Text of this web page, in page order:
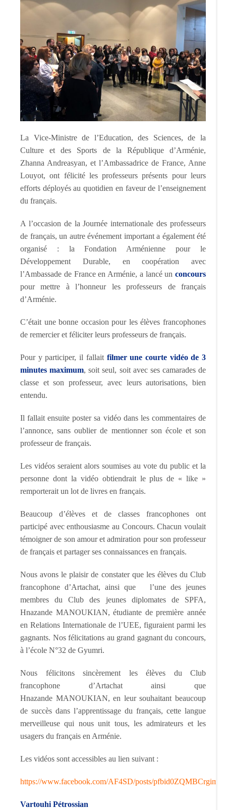
La Vice-Ministre de l’Education, des Sciences, de la
Culture et des Sports de la République d’Arménie,
Zhanna Andreasyan, et l’Ambassadrice de France, Anne
Louyot, ont félicité les professeurs présents pour leurs
efforts déployés au quotidien en faveur de l’enseignement
du français.
A l’occasion de la Journée internationale des professeurs
de français, un autre événement important a également été
organisé : la Fondation Arménienne pour le
Développement Durable, en coopération avec
l’Ambassade de France en Arménie, a lancé un concours
pour mettre à l’honneur les professeurs de français
d’Arménie.
C’était une bonne occasion pour les élèves francophones
de remercier et féliciter leurs professeurs de français.
Pour y participer, il fallait filmer une courte vidéo de 3
minutes maximum, soit seul, soit avec ses camarades de
classe et son professeur, avec leurs autorisations, bien
entendu.
Il fallait ensuite poster sa vidéo dans les commentaires de
l’annonce, sans oublier de mentionner son école et son
professeur de français.
Les vidéos seraient alors soumises au vote du public et la
personne dont la vidéo obtiendrait le plus de « like »
remporterait un lot de livres en français.
Beaucoup d’élèves et de classes francophones ont
participé avec enthousiasme au Concours. Chacun voulait
témoigner de son amour et admiration pour son professeur
de français et partager ses connaissances en français.
Nous avons le plaisir de constater que les élèves du Club
francophone d’Artachat, ainsi que l’une des jeunes
membres du Club des jeunes diplomates de SPFA,
Hnazande MANOUKIAN, étudiante de première année
en Relations Internationale de l’UEE, figuraient parmi les
gagnants. Nos félicitations au grand gagnant du concours,
à l’école N°32 de Gyumri.
Nous félicitons sincèrement les élèves du Club
francophone d’Artachat ainsi que
Hnazande MANOUKIAN, en leur souhaitant beaucoup
de succès dans l’apprentissage du français, cette langue
merveilleuse qui nous unit tous, les admirateurs et les
usagers du français en Arménie.
Les vidéos sont accessibles au lien suivant :
https://www.facebook.com/AF4SD/posts/
Vartouhi Pétrossian